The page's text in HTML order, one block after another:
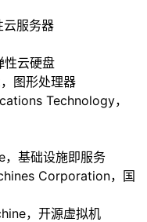
服务器
云硬盘
图形处理器
Technology，
基础设施即服务
Corporation，国
，开源虚拟机